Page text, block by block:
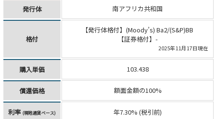
発行体 南アフリカ共和国
格付
【発行体格付】(Moody’s) Ba2/(S&P)BB
【証券格付】-
2025年11月17日現在
購入単価 103.438
償還価格 額面金額の100%
利率 (現地通貨ベース) 年7.30% (税引前)